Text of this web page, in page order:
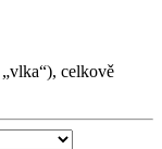
celkově